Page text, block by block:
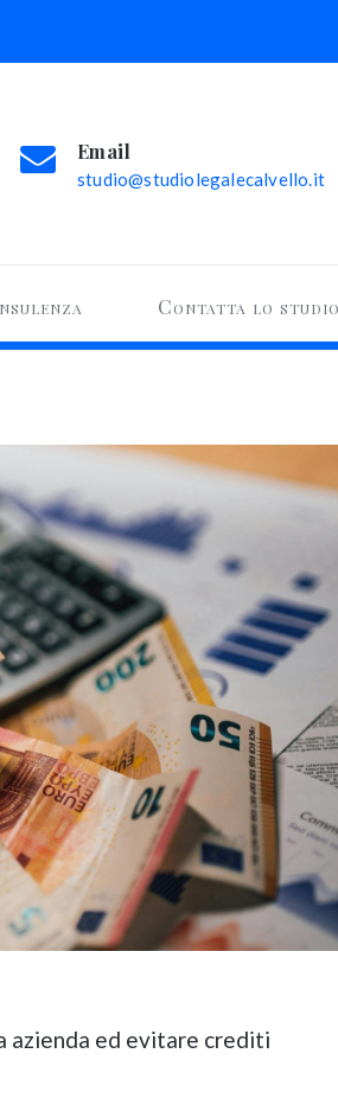
Email
studio@studiolegalecalvello.it
Contatta lo studio
azienda ed evitare crediti